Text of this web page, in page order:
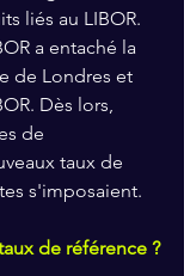
liés au LIBOR.
a entaché la
de Londres et
Dès lors,
de
taux de
s'imposaient.
de référence ?